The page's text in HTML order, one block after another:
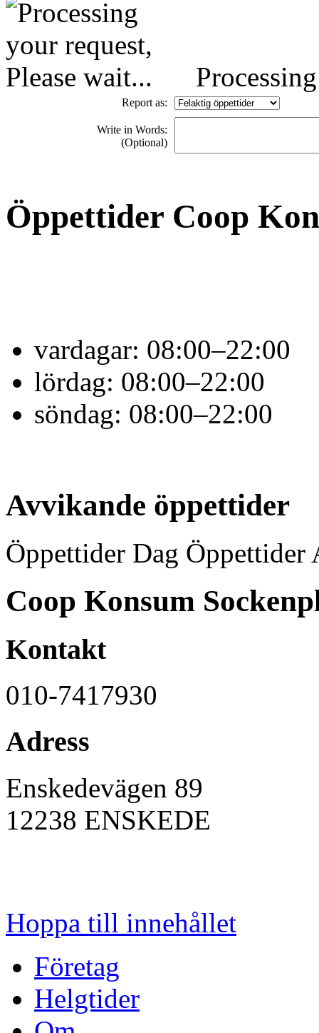
Report as:
Write in Words:
(Optional)
Öppettider Coop
vardagar: 08:00–22:00
lördag: 08:00–22:00
söndag: 08:00–22:00
Avvikande öppettider
Öppettider Dag
Coop Konsum
Kontakt
010-7417930
Adress
Enskedevägen 89
12238 ENSKEDE
Hoppa till innehållet
Företag
Helgtider